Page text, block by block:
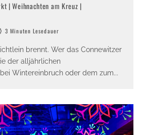
| Weihnachten am Kreuz |
3 Minuten Lesedauer
brennt. Wer das Connewitzer
der alljährlichen
Wintereinbruch oder dem zum...